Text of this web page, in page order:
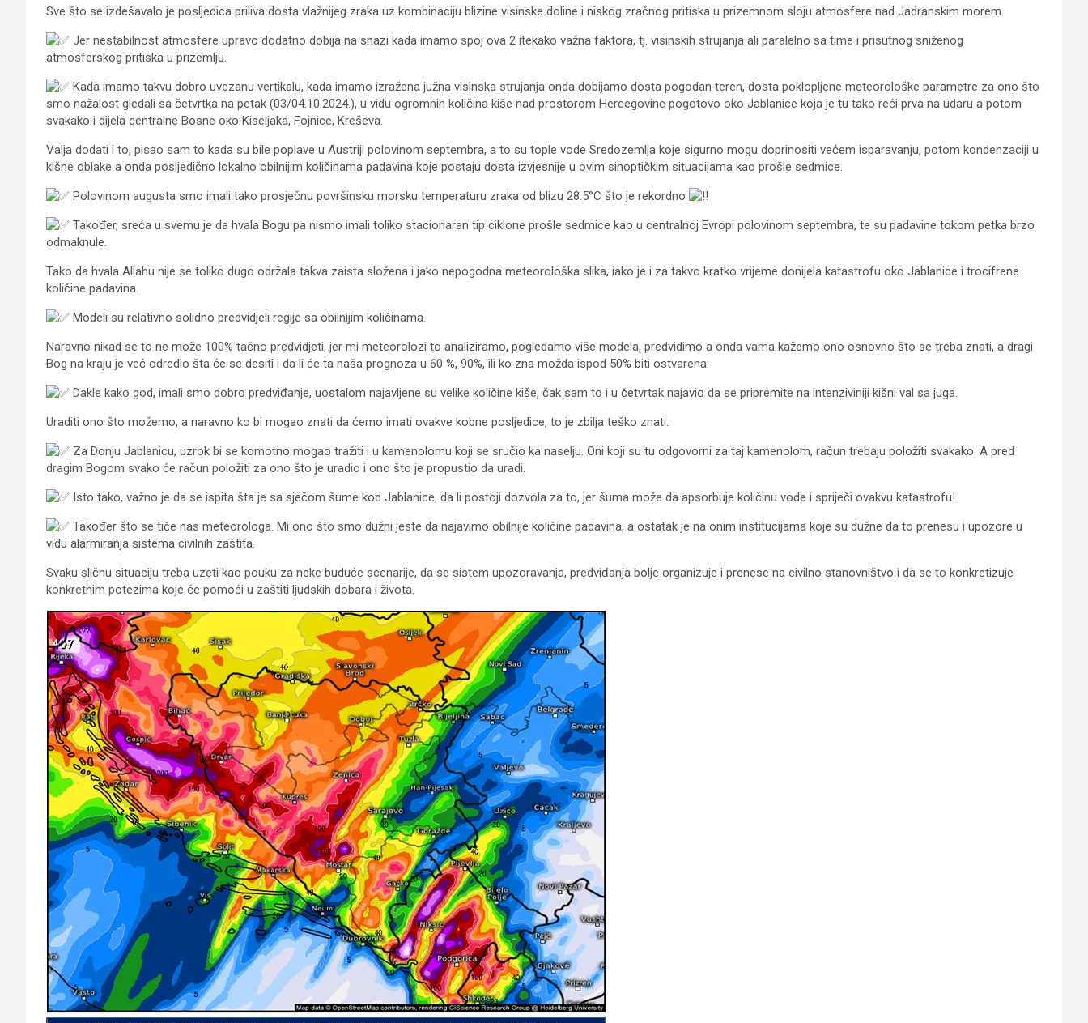
Sve što se izdešavalo je posljedica priliva dosta vlažnijeg zraka uz kombinaciju blizine visinske doline i niskog zračnog pritiska u prizemnom sloju atmosfere nad Jadranskim morem.
Jer nestabilnost atmosfere upravo dodatno dobija na snazi kada imamo spoj ova 2 itekako važna faktora, tj. visinskih strujanja ali paralelno sa time i prisutnog sniženog
atmosferskog pritiska u prizemlju.
Kada imamo takvu dobro uvezanu vertikalu, kada imamo izražena južna visinska strujanja onda dobijamo dosta pogodan teren, dosta poklopljene meteorološke parametre za ono što
smo nažalost gledali sa četvrtka na petak (03/04.10.2024.), u vidu ogromnih količina kiše nad prostorom Hercegovine pogotovo oko Jablanice koja je tu tako reći prva na udaru a potom
svakako i dijela centralne Bosne oko Kiseljaka, Fojnice, Kreševa.
Valja dodati i to, pisao sam to kada su bile poplave u Austriji polovinom septembra, a to su tople vode Sredozemlja koje sigurno mogu doprinositi većem isparavanju, potom kondenzaciji u
kišne oblake a onda posljedično lokalno obilnijim količinama padavina koje postaju dosta izvjesnije u ovim sinoptičkim situacijama kao prošle sedmice.
Polovinom augusta smo imali tako prosječnu površinsku morsku temperaturu zraka od blizu 28.5°C što je rekordno
Također, sreća u svemu je da hvala Bogu pa nismo imali toliko stacionaran tip ciklone prošle sedmice kao u centralnoj Evropi polovinom septembra, te su padavine tokom petka brzo
odmaknule.
Tako da hvala Allahu nije se toliko dugo održala takva zaista složena i jako nepogodna meteorološka slika, iako je i za takvo kratko vrijeme donijela katastrofu oko Jablanice i trocifrene
količine padavina.
Modeli su relativno solidno predvidjeli regije sa obilnijim količinama.
Naravno nikad se to ne može 100% tačno predvidjeti, jer mi meteorolozi to analiziramo, pogledamo više modela, predvidimo a onda vama kažemo ono osnovno što se treba znati, a dragi
Bog na kraju je već odredio šta će se desiti i da li će ta naša prognoza u 60 %, 90%, ili ko zna možda ispod 50% biti ostvarena.
Dakle kako god, imali smo dobro predviđanje, uostalom najavljene su velike količine kiše, čak sam to i u četvrtak najavio da se pripremite na intenziviniji kišni val sa juga.
Uraditi ono što možemo, a naravno ko bi mogao znati da ćemo imati ovakve kobne posljedice, to je zbilja teško znati.
Za Donju Jablanicu, uzrok bi se komotno mogao tražiti i u kamenolomu koji se sručio ka naselju. Oni koji su tu odgovorni za taj kamenolom, račun trebaju položiti svakako. A pred
dragim Bogom svako će račun položiti za ono što je uradio i ono što je propustio da uradi.
Isto tako, važno je da se ispita šta je sa sječom šume kod Jablanice, da li postoji dozvola za to, jer šuma može da apsorbuje količinu vode i spriječi ovakvu katastrofu!
Također što se tiče nas meteorologa. Mi ono što smo dužni jeste da najavimo obilnije količine padavina, a ostatak je na onim institucijama koje su dužne da to prenesu i upozore u
vidu alarmiranja sistema civilnih zaštita.
Svaku sličnu situaciju treba uzeti kao pouku za neke buduće scenarije, da se sistem upozoravanja, predviđanja bolje organizuje i prenese na civilno stanovništvo i da se to konkretizuje
konkretnim potezima koje će pomoći u zaštiti ljudskih dobara i života.